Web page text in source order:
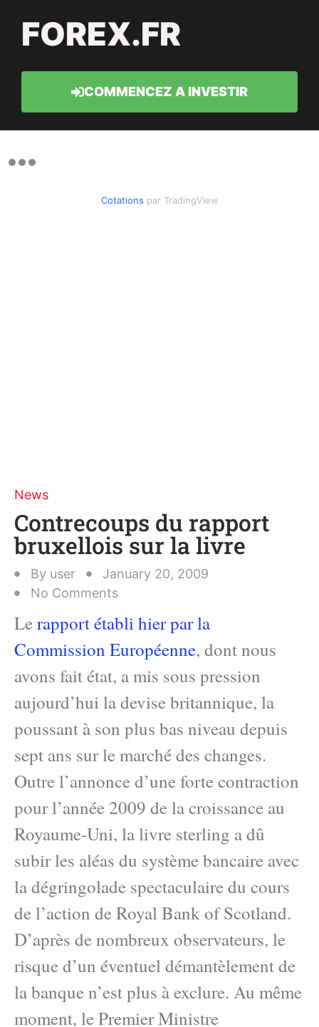
FOREX.FR
COMMENCEZ A INVESTIR
Cotations par TradingView
News
Contrecoups du rapport
bruxellois sur la livre
By user
January 20, 2009
No Comments
Lerapport établi hier par la
Commission Européenne, dont nous
avons fait état, a mis sous pression
aujourd’hui la devise britannique, la
poussant à son plus bas niveau depuis
sept ans sur le marché des changes.
Outre l’annonce d’une forte contraction
pour l’année 2009 de la croissance au
Royaume-Uni, la livre sterling a dû
subir les aléas du système bancaire avec
la dégringolade spectaculaire du cours
de l’action de Royal Bank of Scotland.
D’après de nombreux observateurs, le
risque d’un éventuel démantèlement de
la banque n’est plus à exclure. Au même
moment, le Premier Ministre